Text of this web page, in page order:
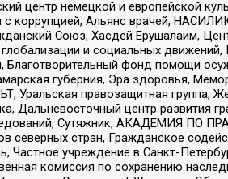
центр немецкой и европейской
коррупцией, Альянс врачей,
Союз, Хасдей Ерушалаим,
и социальных
фонд помощи
губерния, Эра здоровья,
Уральская правозащитная группа,
Дальневосточный центр развития
Сутяжник, АКАДЕМИЯ ПО
северных стран, Гражданское
учреждение в Санкт-
комиссия по сохранению